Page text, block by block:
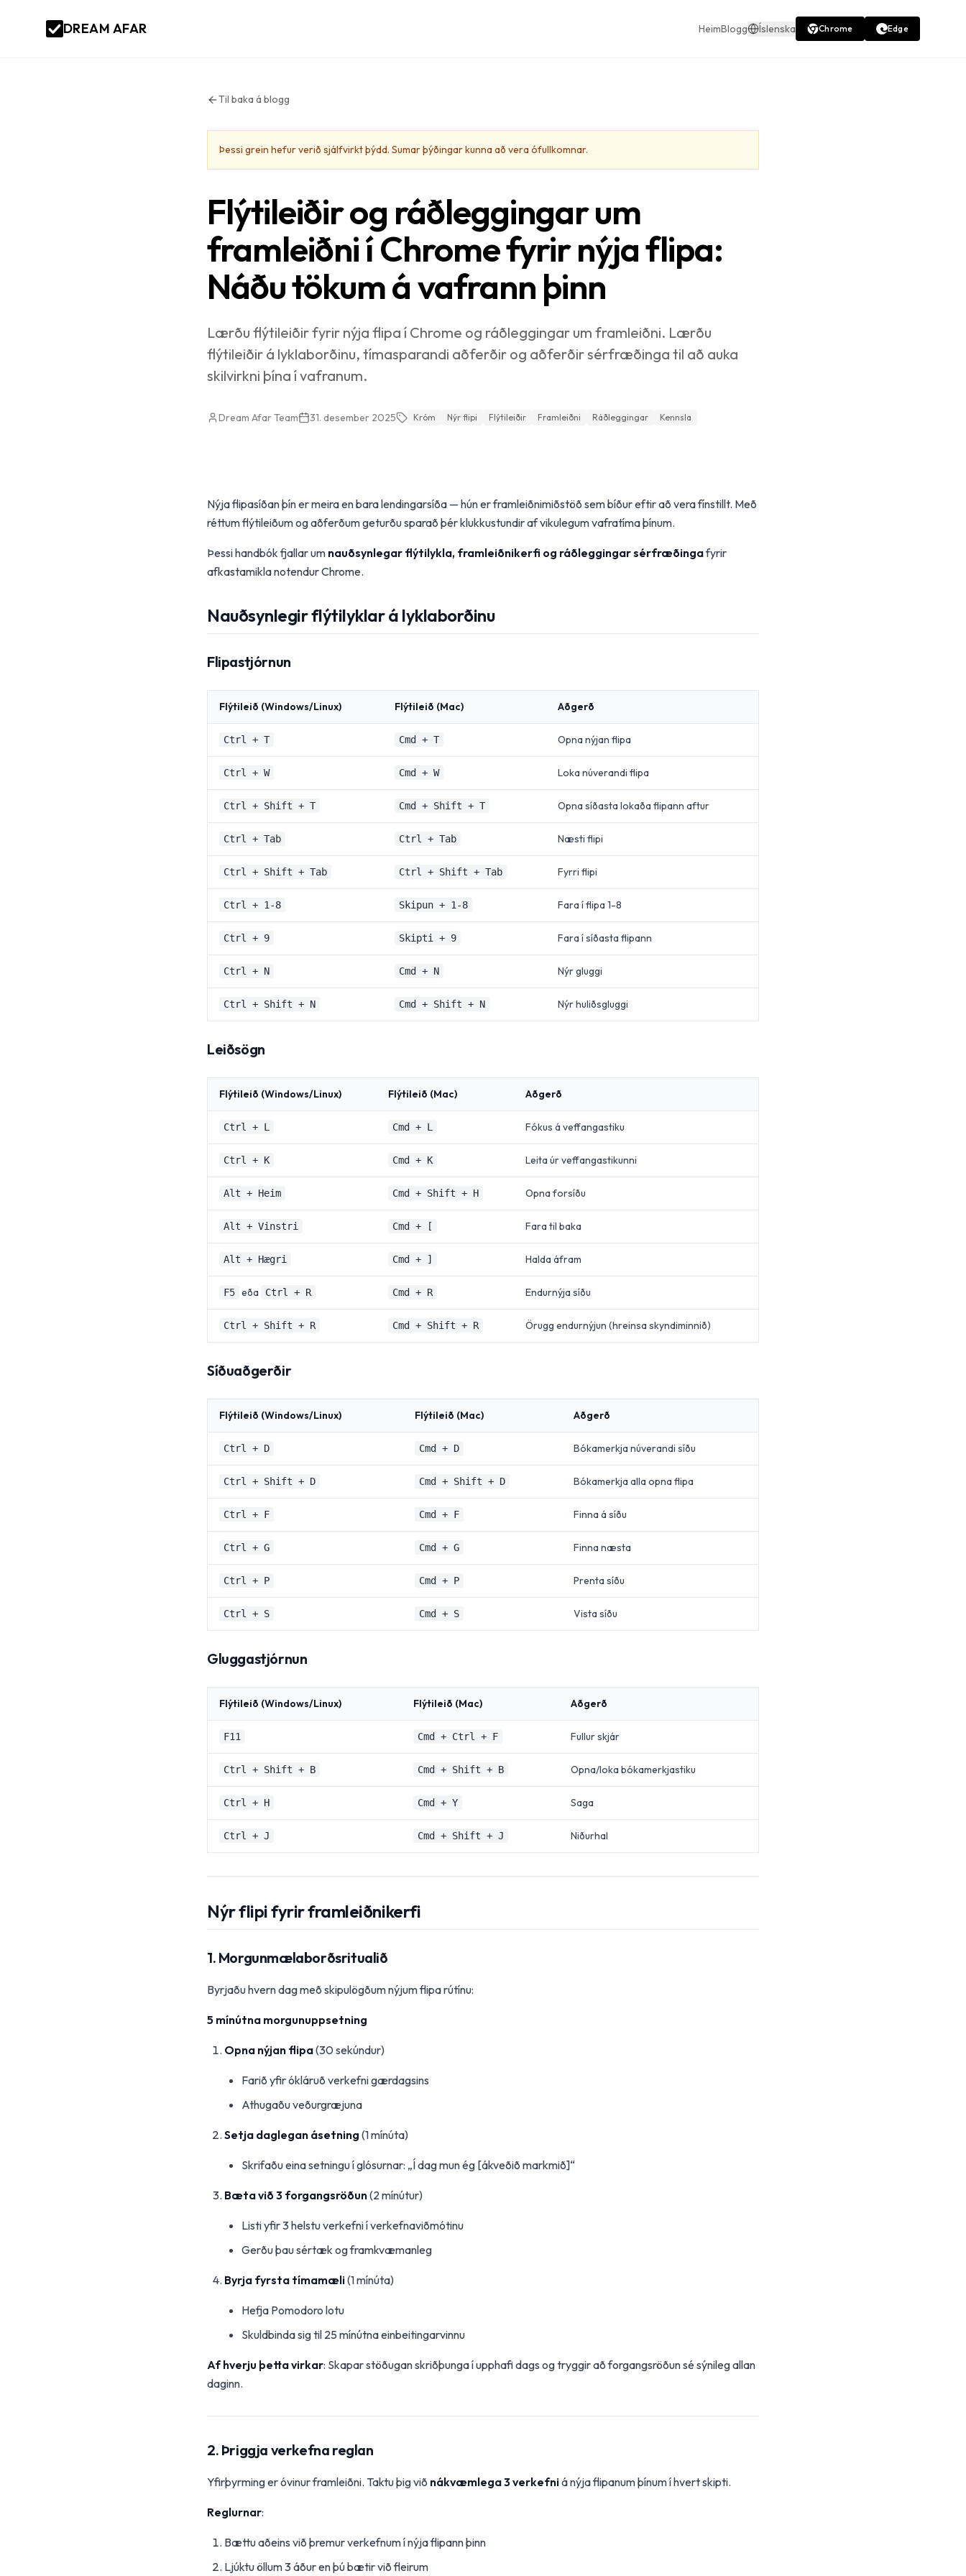
DREAM AFAR HeimBlogg Íslenska Chrome Edge
Til baka á blogg
Þessi grein hefur verið sjálfvirkt þýdd. Sumar þýðingar kunna að vera ófullkomnar.
Flýtileiðir og ráðleggingar um
framleiðni í Chrome fyrir nýja flipa:
Náðu tökum á vafrann þinn
Lærðu flýtileiðir fyrir nýja flipa í Chrome og ráðleggingar um framleiðni. Lærðu
flýtileiðir á lyklaborðinu, tímasparandi aðferðir og aðferðir sérfræðinga til að auka
skilvirkni þína í vafranum.
Dream Afar Team 31. desember 2025 Króm Nýr flipi Flýtileiðir Framleiðni Ráðleggingar Kennsla
Nýja flipasíðan þín er meira en bara lendingarsíða — hún er framleiðnimiðstöð sem bíður eftir að vera fínstillt. Með
réttum flýtileiðum og aðferðum geturðu sparað þér klukkustundir af vikulegum vafratíma þínum.
Þessi handbók fjallar um nauðsynlegar flýtilykla, framleiðnikerfi og ráðleggingar sérfræðingafyrir
afkastamikla notendur Chrome.
Nauðsynlegir flýtilyklar á lyklaborðinu
Flipastjórnun
Flýtileið (Windows/Linux) Flýtileið (Mac) Aðgerð
Ctrl + T Cmd + T Opna nýjan flipa
Ctrl + W Cmd + W Loka núverandi flipa
Ctrl + Shift + T Cmd + Shift + T Opna síðasta lokaða flipann aftur
Ctrl + Tab Ctrl + Tab Næsti flipi
Ctrl + Shift + Tab Ctrl + Shift + Tab Fyrri flipi
Ctrl + 1-8 Skipun + 1-8 Fara í flipa 1-8
Ctrl + 9 Skipti + 9 Fara í síðasta flipann
Ctrl + N Cmd + N Nýr gluggi
Ctrl + Shift + N Cmd + Shift + N Nýr huliðsgluggi
Leiðsögn
Flýtileið (Windows/Linux) Flýtileið (Mac) Aðgerð
Ctrl + L Cmd + L Fókus á veffangastiku
Ctrl + K Cmd + K Leita úr veffangastikunni
Alt + Heim Cmd + Shift + H Opna forsíðu
Alt + Vinstri Cmd + [ Fara til baka
Alt + Hægri Cmd + ] Halda áfram
F5 eða Ctrl + R Cmd + R Endurnýja síðu
Ctrl + Shift + R Cmd + Shift + R Örugg endurnýjun (hreinsa skyndiminnið)
Síðuaðgerðir
Flýtileið (Windows/Linux) Flýtileið (Mac) Aðgerð
Ctrl + D Cmd + D Bókamerkja núverandi síðu
Ctrl + Shift + D Cmd + Shift + D Bókamerkja alla opna flipa
Ctrl + F Cmd + F Finna á síðu
Ctrl + G Cmd + G Finna næsta
Ctrl + P Cmd + P Prenta síðu
Ctrl + S Cmd + S Vista síðu
Gluggastjórnun
Flýtileið (Windows/Linux) Flýtileið (Mac) Aðgerð
F11 Cmd + Ctrl + F Fullur skjár
Ctrl + Shift + B Cmd + Shift + B Opna/loka bókamerkjastiku
Ctrl + H Cmd + Y Saga
Ctrl + J Cmd + Shift + J Niðurhal
Nýr flipi fyrir framleiðnikerfi
1. Morgunmælaborðsritualið
Byrjaðu hvern dag með skipulögðum nýjum flipa rútínu:
5 mínútna morgunuppsetning
Opna nýjan flipa(30 sekúndur)
Farið yfir ókláruð verkefni gærdagsins
Athugaðu veðurgræjuna
Setja daglegan ásetning (1 mínúta)
Skrifaðu eina setningu í glósurnar: „Í dag mun ég [ákveðið markmið]“
Bæta við 3 forgangsröðun(2 mínútur)
Listi yfir 3 helstu verkefni í verkefnaviðmótinu
Gerðu þau sértæk og framkvæmanleg
Byrja fyrsta tímamæli(1 mínúta)
Hefja Pomodoro lotu
Skuldbinda sig til 25 mínútna einbeitingarvinnu
Af hverju þetta virkar: Skapar stöðugan skriðþunga í upphafi dags og tryggir að forgangsröðun sé sýnileg allan
daginn.
2. Þriggja verkefna reglan
Yfirþyrming er óvinur framleiðni. Taktu þig við nákvæmlega 3 verkefniá nýja flipanum þínum í hvert skipti.
Reglurnar:
Bættu aðeins við þremur verkefnum í nýja flipann þinn
Ljúktu öllum 3 áður en þú bætir við fleirum